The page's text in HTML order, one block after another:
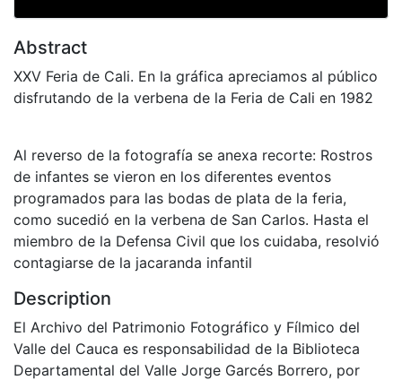
Abstract
XXV Feria de Cali. En la gráfica apreciamos al público
disfrutando de la verbena de la Feria de Cali en 1982
Al reverso de la fotografía se anexa recorte: Rostros
de infantes se vieron en los diferentes eventos
programados para las bodas de plata de la feria,
como sucedió en la verbena de San Carlos. Hasta el
miembro de la Defensa Civil que los cuidaba, resolvió
contagiarse de la jacaranda infantil
Description
El Archivo del Patrimonio Fotográfico y Fílmico del
Valle del Cauca es responsabilidad de la Biblioteca
Departamental del Valle Jorge Garcés Borrero, por